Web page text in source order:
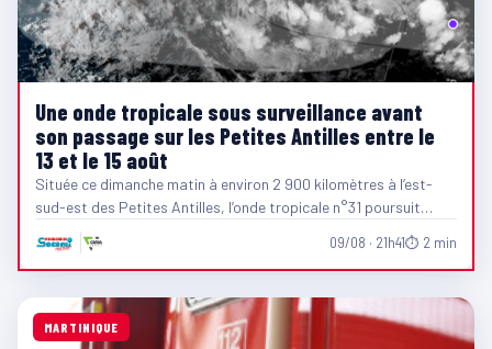
Une onde tropicale sous surveillance avant
son passage sur les Petites Antilles entre le
13 et le 15 août
Située ce dimanche matin à environ 2 900 kilomètres à l’est-
sud-est des Petites Antilles, l’onde tropicale n°31 poursuit…
09/08 · 21h41⏱ 2 min
MARTINIQUE